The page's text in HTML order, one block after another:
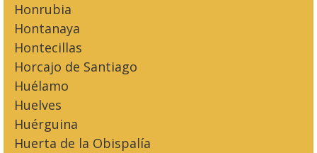
Honrubia
Hontanaya
Hontecillas
Horcajo de Santiago
Huélamo
Huelves
Huérguina
Huerta de la Obispalía